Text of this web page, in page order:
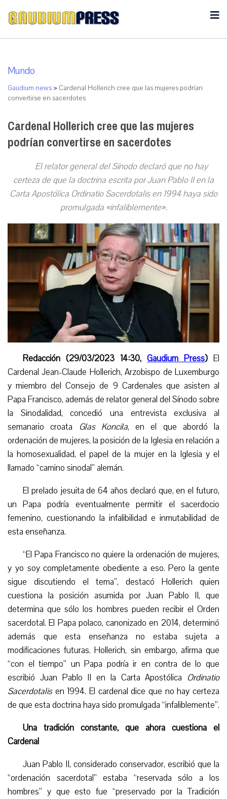
Mundo
Gaudium news > Cardenal Hollerich cree que las mujeres podrían
convertirse en sacerdotes
Cardenal Hollerich cree que las mujeres
podrían convertirse en sacerdotes
El relator general del Sínodo declaró que no hay
certeza de que la doctrina escrita por Juan Pablo II en la
Carta Apostólica Ordinatio Sacerdotalis en 1994 haya sido
promulgada «infaliblemente».
Redacción (29/03/2023 14:30, Gaudium Press) El
Cardenal Jean-Claude Hollerich, Arzobispo de Luxemburgo
y miembro del Consejo de 9 Cardenales que asisten al
Papa Francisco, además de relator general del Sínodo sobre
la Sinodalidad, concedió una entrevista exclusiva al
semanario croata
Glas Koncila, en el que abordó la
ordenación de mujeres, la posición de la Iglesia en relación a
la homosexualidad, el papel de la mujer en la Iglesia y el
llamado “camino sinodal” alemán.
El prelado jesuita de 64 años declaró que, en el futuro,
un Papa podría eventualmente permitir el sacerdocio
femenino, cuestionando la infalibilidad e inmutabilidad de
esta enseñanza.
“El Papa Francisco no quiere la ordenación de mujeres,
y yo soy completamente obediente a eso. Pero la gente
sigue discutiendo el tema”, destacó Hollerich quien
cuestiona la posición asumida por Juan Pablo II, que
determina que sólo los hombres pueden recibir el Orden
sacerdotal. El Papa polaco, canonizado en 2014, determinó
además que esta enseñanza no estaba sujeta a
modificaciones futuras. Hollerich, sin embargo, afirma que
“con el tiempo” un Papa podría ir en contra de lo que
escribió Juan Pablo II en la Carta Apostólica Ordinatio
Sacerdotalisen 1994. El cardenal dice que no hay certeza
de que esta doctrina haya sido promulgada “infaliblemente”.
Una tradición constante, que ahora cuestiona el
Cardenal
Juan Pablo II, considerado conservador, escribió que la
“ordenación sacerdotal” estaba “reservada sólo a los
hombres” y queesto fue “preservado por la Tradición